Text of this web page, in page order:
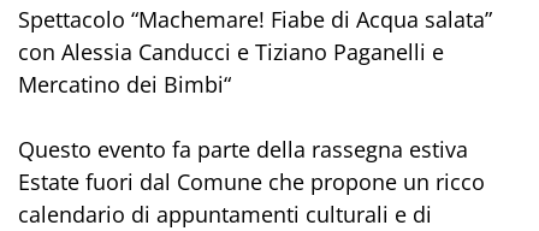
Spettacolo “Machemare! Fiabe di Acqua salata”
con Alessia Canducci e Tiziano Paganelli e
Mercatino dei Bimbi“
Questo evento fa parte della rassegna estiva
Estate fuori dal Comune che propone un ricco
calendario di appuntamenti culturali e di